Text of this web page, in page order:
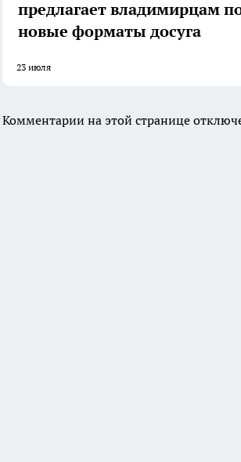
предлагает владимирцам
новые форматы досуга
23 июля
Комментарии на этой странице